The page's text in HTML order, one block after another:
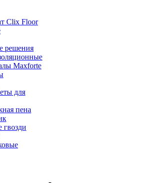
Clix Floor
решения
Maxforte
для
пена